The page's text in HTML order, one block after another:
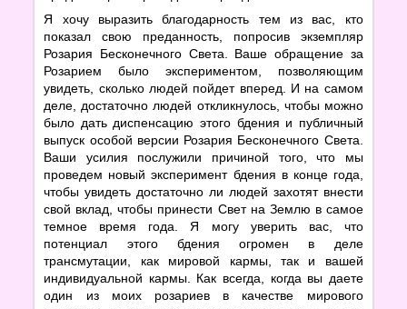
Я хочу выразить благодарность тем из вас, кто
показал свою преданность, попросив экземпляр
Розария Бесконечного Света. Ваше обращение за
Розарием было экспериментом, позволяющим
увидеть, сколько людей пойдет вперед. И на самом
деле, достаточно людей откликнулось, чтобы можно
было дать диспенсацию этого бдения и публичный
выпуск особой версии Розария Бесконечного Света.
Ваши усилия послужили причиной того, что мы
проведем новый эксперимент бдения в конце года,
чтобы увидеть достаточно ли людей захотят внести
свой вклад, чтобы принести Свет на Землю в самое
темное время года. Я могу уверить вас, что
потенциал этого бдения огромен в деле
трансмутации, как мировой кармы, так и вашей
индивидуальной кармы. Как всегда, когда вы даете
один из моих розариев в качестве мирового